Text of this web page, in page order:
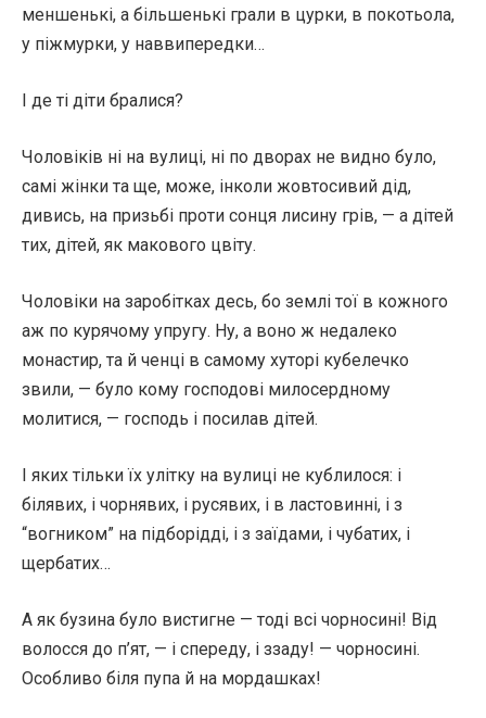
меншенькі, а більшенькі грали в цурки, в покотьола,
у піжмурки, у наввипередки…
І де ті діти бралися?
Чоловіків ні на вулиці, ні по дворах не видно було,
самі жінки та ще, може, інколи жовтосивий дід,
дивись, на призьбі проти сонця лисину грів, — а дітей
тих, дітей, як макового цвіту.
Чоловіки на заробітках десь, бо землі тої в кожного
аж по курячому упругу. Ну, а воно ж недалеко
монастир, та й ченці в самому хуторі кубелечко
звили, — було кому господові милосердному
молитися, — господь і посилав дітей.
І яких тільки їх улітку на вулиці не кублилося: і
білявих, і чорнявих, і русявих, і в ластовинні, і з
“вогником” на підборідді, і з заїдами, і чубатих, і
щербатих…
А як бузина було вистигне — тоді всі чорносині! Від
волосся до п’ят, — і спереду, і ззаду! — чорносині.
Особливо біля пупа й на мордашках!